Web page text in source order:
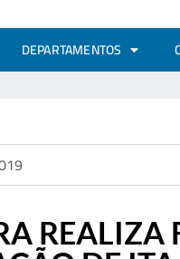
DEPARTAMENTOS